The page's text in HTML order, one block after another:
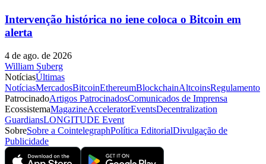
Intervenção histórica no iene coloca o Bitcoin em
alerta
4 de ago. de 2026
William Suberg
NotíciasÚltimas
NotíciasMercadosBitcoinEthereumBlockchainAltcoinsRegulamento
PatrocinadoArtigos PatrocinadosComunicados de Imprensa
EcossistemaMagazineAcceleratorEventsDecentralization
GuardiansLONGITUDE Event
SobreSobre a CointelegraphPolítica EditorialDivulgação de
Publicidade